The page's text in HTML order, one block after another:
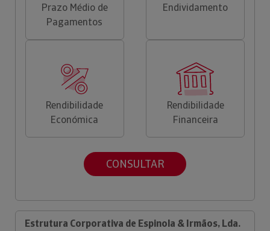
Prazo Médio de
Pagamentos
Endividamento
Rendibilidade
Económica
Rendibilidade
Financeira
CONSULTAR
Estrutura Corporativa de Espinola & Irmãos, Lda.